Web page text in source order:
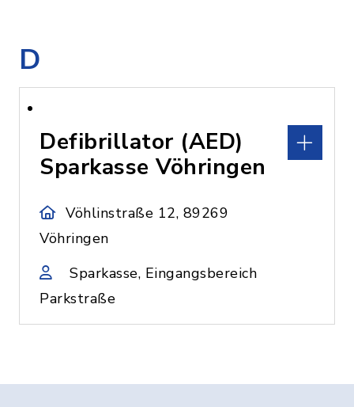
D
Defibrillator (AED)
Sparkasse Vöhringen
Vöhlinstraße 12, 89269
Vöhringen
Sparkasse, Eingangsbereich
Parkstraße